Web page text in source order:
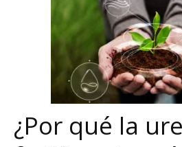
¿Por qué la